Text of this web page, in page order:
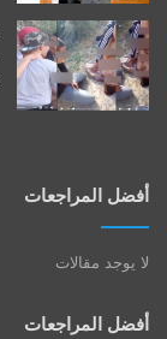
أفضل المراجعات
لا يوجد مقالات
أفضل المراجعات